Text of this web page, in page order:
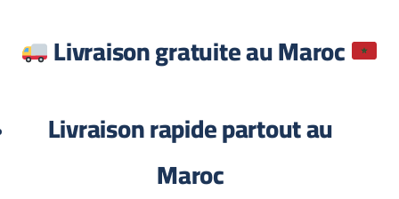
Livraison gratuite au Maroc
Livraison rapide partout au
Maroc